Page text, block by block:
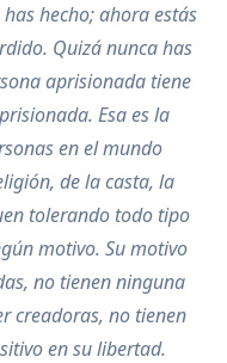
hecho; ahora estás
Quizá nunca has
aprisionada tiene
Esa es la
en el mundo
de la casta, la
tolerando todo tipo
motivo. Su motivo
no tienen ninguna
creadoras, no tienen
en su libertad.